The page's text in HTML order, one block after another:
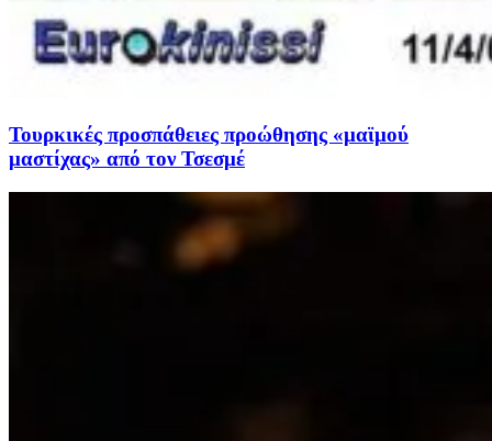
Τουρκικές προσπάθειες προώθησης «μαϊμού
μαστίχας» από τον Τσεσμέ